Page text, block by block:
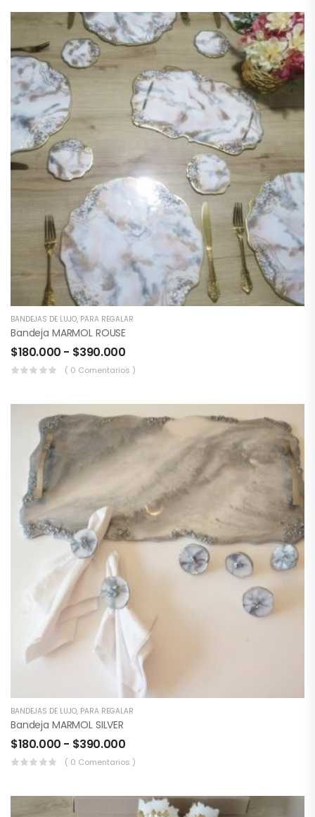
BANDEJAS DE LUJO, PARA REGALAR
Bandeja MARMOL ROUSE
$180.000 - $390.000
( 0 Comentarios )
BANDEJAS DE LUJO, PARA REGALAR
Bandeja MARMOL SILVER
$180.000 - $390.000
( 0 Comentarios )